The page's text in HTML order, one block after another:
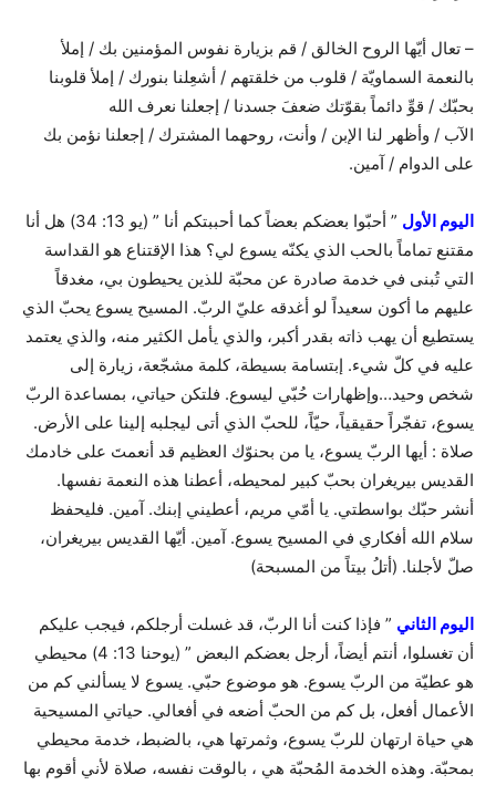
– تعال أيّها الروح الخالق / قم بزيارة نفوس المؤمنين بك / إملأ
بالنعمة السماويّة / قلوب من خلقتهم / أشعِلنا بنورك / إملأ قلوبنا
بحبّك / قوِّ دائماً بقوّتك ضعفَ جسدنا / إجعلنا نعرف الله
الآب / وأظهر لنا الإبن / وأنت، روحهما المشترك / إجعلنا نؤمن بك
على الدوام / آمين.
اليوم الأول
” أحبّوا بعضكم بعضاً كما أحببتكم أنا ” (يو 13: 34) هل أنا
مقتنع تماماً بالحب الذي يكنّه يسوع لي؟ هذا الإقتناع هو القداسة
التي تُبنى في خدمة صادرة عن محبّة للذين يحيطون بي، مغدقاً
عليهم ما أكون سعيداً لو أغدقه عليّ الربّ. المسيح يسوع يحبّ الذي
يستطيع أن يهب ذاته بقدر أكبر، والذي يأمل الكثير منه، والذي يعتمد
عليه في كلّ شيء. إبتسامة بسيطة، كلمة مشجّعة، زيارة إلى
شخص وحيد…وإظهارات حُبّي ليسوع. فلتكن حياتي، بمساعدة الربّ
يسوع، تفجّراً حقيقياً، حيّاً، للحبّ الذي أتى ليجلبه إلينا على الأرض.
صلاة : أيها الربّ يسوع، يا من بحنوّك العظيم قد أنعمتَ على خادمك
القديس بيريغران بحبّ كبير لمحيطه، أعطنا هذه النعمة نفسها.
أنشر حبّك بواسطتي. يا أمّي مريم، أعطيني إبنك. آمين. فليحفظ
سلام الله أفكاري في المسيح يسوع. آمين. أيّها القديس بيريغران،
صلّ لأجلنا. (أتلُ بيتاً من المسبحة)
اليوم الثاني ” فإذا كنت أنا الربّ، قد غسلت أرجلكم، فيجب عليكم
أن تغسلوا، أنتم أيضاً، أرجل بعضكم البعض ” (يوحنا 13: 4) محيطي
هو عطيّة من الربّ يسوع. هو موضوع حبّي. يسوع لا يسألني كم من
الأعمال أفعل، بل كم من الحبّ أضعه في أفعالي. حياتي المسيحية
هي حياة ارتهان للربّ يسوع، وثمرتها هي، بالضبط، خدمة محيطي
بمحبّة. وهذه الخدمة المُحبّة هي ، بالوقت نفسه، صلاة لأني أقوم بها